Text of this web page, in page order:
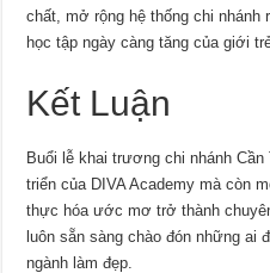
chất, mở rộng hệ thống chi nhánh
học tập ngày càng tăng của giới
Kết Luận
Buổi lễ khai trương chi nhánh
triển của DIVA Academy mà còn
thực hóa ước mơ trở thành
luôn sẵn sàng chào đón những ai
ngành làm đẹp.